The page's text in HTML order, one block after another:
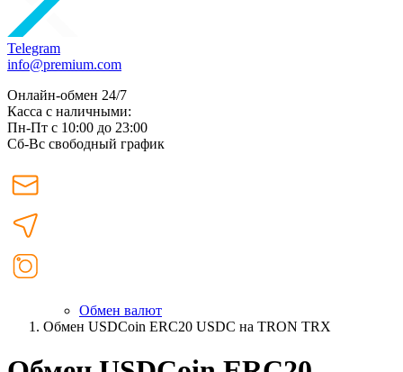
Telegram
info@premium.com
Онлайн-обмен 24/7
Касса с наличными:
Пн-Пт с 10:00 до 23:00
Сб-Вс свободный график
Обмен валют
Обмен USDCoin ERC20 USDC на TRON TRX